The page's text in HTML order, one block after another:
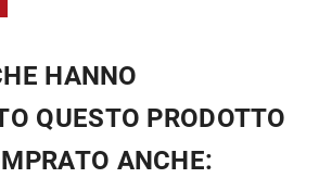
HANNO
QUESTO PRODOTTO
ANCHE: